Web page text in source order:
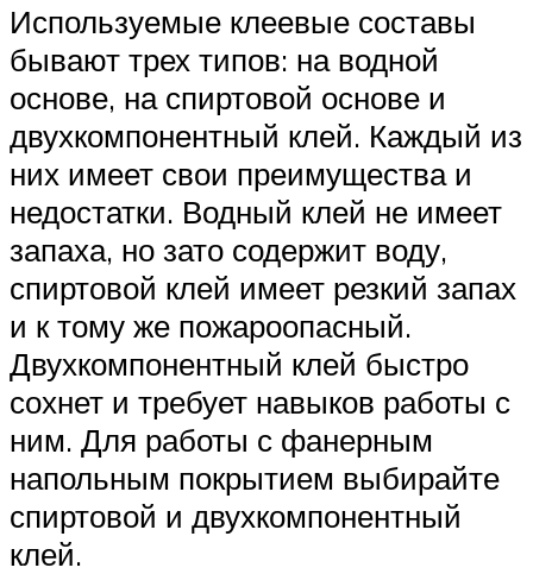
Используемые клеевые составы
бывают трех типов: на водной
основе, на спиртовой основе и
двухкомпонентный клей. Каждый из
них имеет свои преимущества и
недостатки. Водный клей не имеет
запаха, но зато содержит воду,
спиртовой клей имеет резкий запах
и к тому же пожароопасный.
Двухкомпонентный клей быстро
сохнет и требует навыков работы с
ним. Для работы с фанерным
напольным покрытием выбирайте
спиртовой и двухкомпонентный
клей.